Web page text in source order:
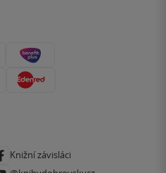
Knižní závisláci